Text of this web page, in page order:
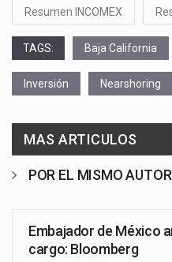
Resumen INCOMEX
TAGS: Baja California
Inversión Nearshoring
MAS ARTICULOS
POR EL MISMO AUTOR
Embajador de México
cargo: Bloomberg